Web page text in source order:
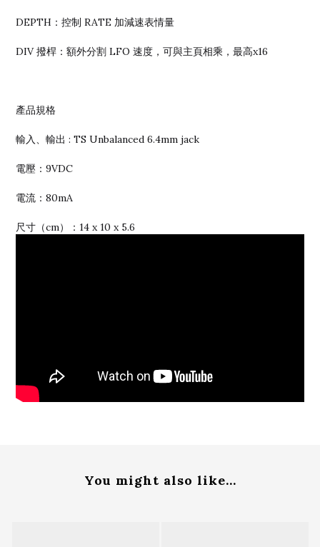
DEPTH：控制 RATE 加減速表情量
DIV 撥桿：額外分割 LFO 速度，可與主頁相乘，最高x16
產品規格
輸入、輸出 : TS Unbalanced 6.4mm jack
電壓：9VDC
電流：80mA
尺寸（cm）：14 x 10 x 5.6
You might also like...